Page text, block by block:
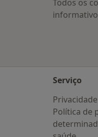
Todos os
Serviço
Privacidade
Política de